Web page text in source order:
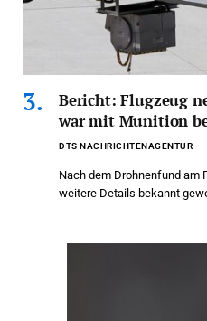
Bericht: Flugzeug
war mit Munition
DTS NACHRICHTENAGENTUR
Nach dem Drohnenfund am
weitere Details bekannt